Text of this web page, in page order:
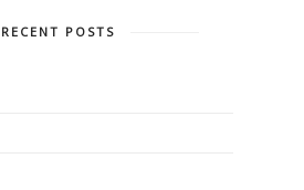
RECENT POSTS